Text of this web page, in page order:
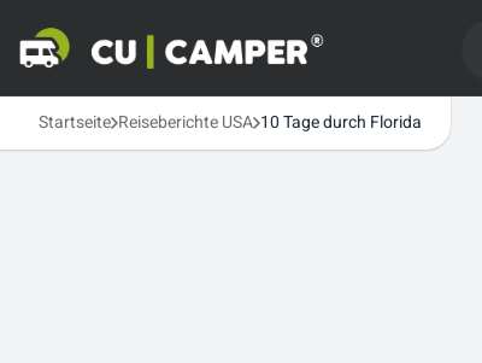
Startseite Reiseberichte USA 10 Tage durch Florida